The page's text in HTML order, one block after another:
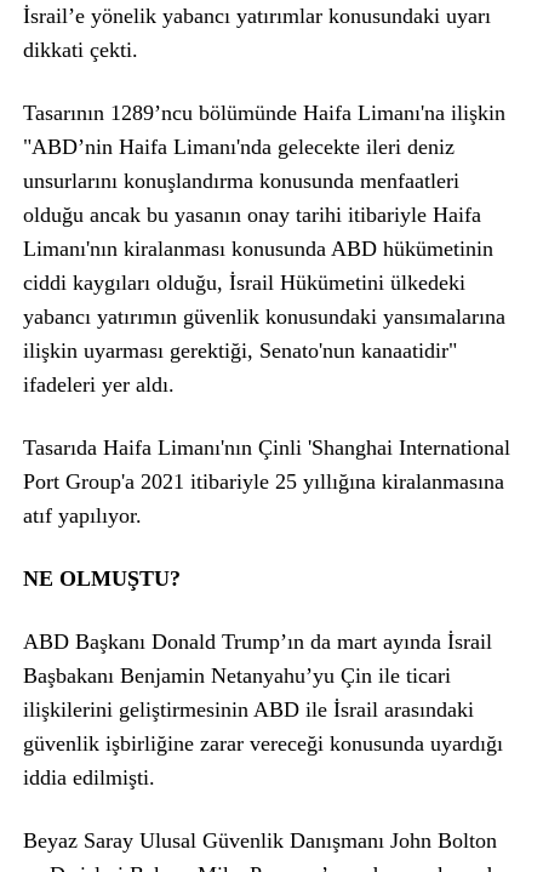
İsrail’e yönelik yabancı yatırımlar konusundaki uyarı
dikkati çekti.
Tasarının 1289’ncu bölümünde Haifa Limanı'na ilişkin
"ABD’nin Haifa Limanı'nda gelecekte ileri deniz
unsurlarını konuşlandırma konusunda menfaatleri
olduğu ancak bu yasanın onay tarihi itibariyle Haifa
Limanı'nın kiralanması konusunda ABD hükümetinin
ciddi kaygıları olduğu, İsrail Hükümetini ülkedeki
yabancı yatırımın güvenlik konusundaki yansımalarına
ilişkin uyarması gerektiği, Senato'nun kanaatidir"
ifadeleri yer aldı.
Tasarıda Haifa Limanı'nın Çinli 'Shanghai International
Port Group'a 2021 itibariyle 25 yıllığına kiralanmasına
atıf yapılıyor.
NE OLMUŞTU?
ABD Başkanı Donald Trump’ın da mart ayında İsrail
Başbakanı Benjamin Netanyahu’yu Çin ile ticari
ilişkilerini geliştirmesinin ABD ile İsrail arasındaki
güvenlik işbirliğine zarar vereceği konusunda uyardığı
iddia edilmişti.
Beyaz Saray Ulusal Güvenlik Danışmanı John Bolton